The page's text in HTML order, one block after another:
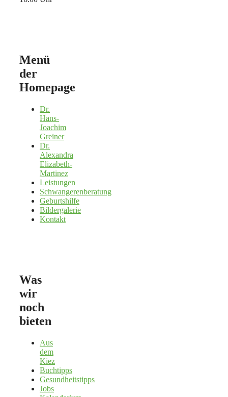
Menü
der
Homepage
Dr.
Hans-
Joachim
Greiner
Dr.
Alexandra
Elizabeth-
Martinez
Leistungen
Schwangerenberatung
Geburtshilfe
Bildergalerie
Kontakt
Was
wir
noch
bieten
Aus
dem
Kiez
Buchtipps
Gesundheitstipps
Jobs